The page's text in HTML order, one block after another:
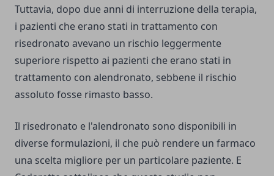
Tuttavia, dopo due anni di interruzione della terapia,
i pazienti che erano stati in trattamento con
risedronato avevano un rischio leggermente
superiore rispetto ai pazienti che erano stati in
trattamento con alendronato, sebbene il rischio
assoluto fosse rimasto basso.
Il risedronato e l'alendronato sono disponibili in
diverse formulazioni, il che può rendere un farmaco
una scelta migliore per un particolare paziente. E